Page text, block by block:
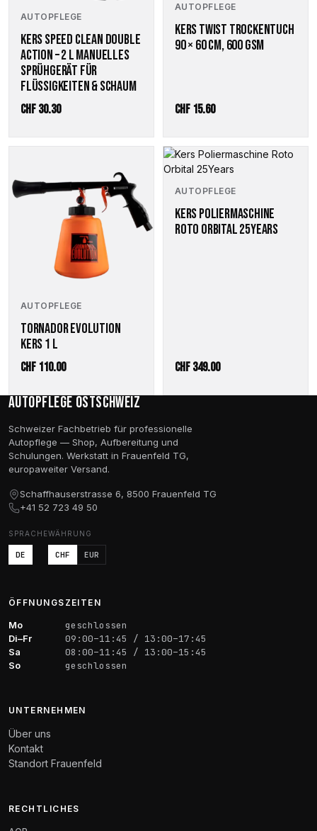
AUTOPFLEGE
KERS SPEED CLEAN DOUBLE
ACTION – 2 L MANUELLES
SPRÜHGERÄT FÜR
FLÜSSIGKEITEN & SCHAUM
CHF30.30
AUTOPFLEGE
KERS TWIST TROCKENTUCH
90 × 60 CM, 600 GSM
CHF 15.60
AUTOPFLEGE
TORNADOR EVOLUTION
KERS 1 L
CHF 110.00
AUTOPFLEGE
KERS POLIERMASCHINE
ROTO ORBITAL 25YEARS
CHF349.00
Autopflege Ostschweiz
Schweizer Fachbetrieb für professionelle
Autopflege — Shop, Aufbereitung und
Schulungen. Werkstatt in Frauenfeld TG,
europaweiter Versand.
Schaffhauserstrasse 6, 8500 Frauenfeld TG
+41 52 723 49 50
SPRACHE
DE
WÄHRUNG
CHF EUR
ÖFFNUNGSZEITEN
Mo geschlossen
Di–Fr 09:00–11:45 / 13:00–17:45
Sa 08:00–11:45 / 13:00–15:45
So geschlossen
UNTERNEHMEN
Über uns
Kontakt
Standort Frauenfeld
RECHTLICHES